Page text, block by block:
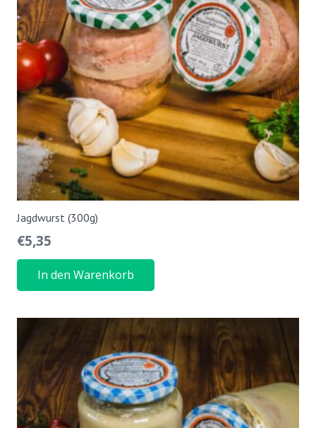
Jagdwurst (300g)
€5,35
In den Warenkorb